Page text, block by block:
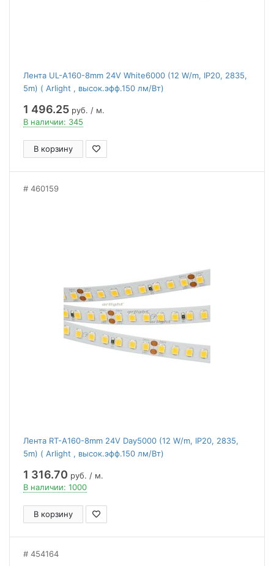
Лента UL-A160-8mm 24V White6000 (12 W/m, IP20, 2835,
5m) ( Arlight , высок.эфф.150 лм/Вт)
1 496.25 руб. / м.
В наличии: 345
В корзину
460159
Лента RT-A160-8mm 24V Day5000 (12 W/m, IP20, 2835,
5m) ( Arlight , высок.эфф.150 лм/Вт)
1 316.70 руб. / м.
В наличии: 1000
В корзину
454164